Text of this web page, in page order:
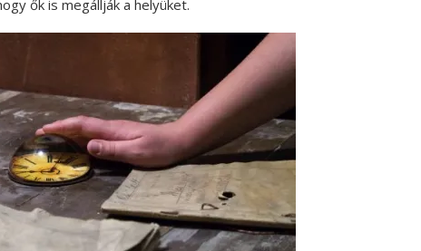
ők is megállják a helyüket.